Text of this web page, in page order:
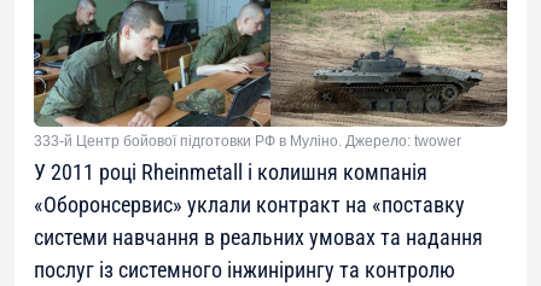
333-й Центр бойової підготовки РФ в Муліно. Джерело: twower
У 2011 році Rheinmetall і колишня компанія
«Оборонсервис» уклали контракт на «поставку
системи навчання в реальних умовах та надання
послуг із системного інжинірингу та контролю